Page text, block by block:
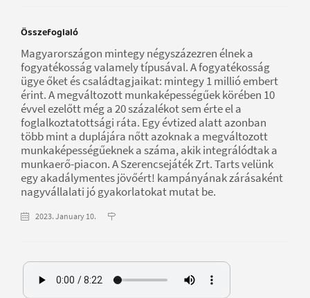
Összefoglaló
Magyarországon mintegy négyszázezren élnek a
fogyatékosság valamely típusával. A fogyatékosság
ügye őket és családtagjaikat: mintegy 1 millió embert
érint. A megváltozott munkaképességűek körében 10
évvel ezelőtt még a 20 százalékot sem érte el a
foglalkoztatottsági ráta. Egy évtized alatt azonban
több mint a duplájára nőtt azoknak a megváltozott
munkaképességűeknek a száma, akik integrálódtak a
munkaerő-piacon. A Szerencsejáték Zrt. Tarts velünk
egy akadálymentes jövőért! kampányának zárásaként
nagyvállalati jó gyakorlatokat mutat be.
2023. January 10.